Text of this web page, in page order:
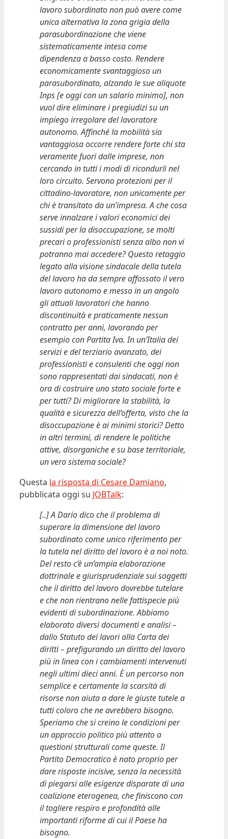
lavoro subordinato non può avere come
unica alternativa la zona grigia della
parasubordinazione che viene
sistematicamente intesa come
dipendenza a basso costo. Rendere
economicamente svantaggioso un
parasubordinato, alzando le sue aliquote
Inps [e oggi con un salario minimo], non
vuol dire eliminare i pregiudizi su un
impiego irregolare del lavoratore
autonomo.Affinché la mobilità sia
vantaggiosa occorre rendere forte chi sta
veramente fuori dalle imprese, non
cercando in tutti i modi di ricondurli nel
loro circuito. Servono protezioni per il
cittadino-lavoratore, non unicamente per
chi è transitato da un’impresa. A che cosa
serve innalzare i valori economici dei
sussidi per la disoccupazione, se molti
precari o professionisti senza albo non vi
potranno mai accedere? Questo retaggio
legato alla visione sindacale della tutela
del lavoro ha da sempre affossato il vero
lavoro autonomo e messo in un angolo
gli attuali lavoratori che hanno
discontinuità e praticamente nessun
contratto per anni, lavorando per
esempio con Partita Iva. In un’Italia dei
servizi e del terziario avanzato, dei
professionisti e consulenti che oggi non
sono rappresentati dai sindacati, non è
ora di costruire uno stato sociale forte e
per tutti? Di migliorare la stabilità, la
qualità e sicurezza dell’offerta, visto che la
disoccupazione è ai minimi storici? Detto
in altri termini, di rendere le politiche
attive, disorganiche e su base territoriale,
un vero sistema sociale?
Questa la risposta di Cesare Damiano,
pubblicata oggi su JOBTalk:
[..] A Dario dico che il problema di
superare la dimensione del lavoro
subordinato come unico riferimento per
la tutela nel diritto del lavoro è a noi noto.
Del resto c’è un’ampia elaborazione
dottrinale e giurisprudenziale sui soggetti
che il diritto del lavoro dovrebbe tutelare
e che non rientrano nelle fattispecie più
evidenti di subordinazione. Abbiamo
elaborato diversi documenti e analisi –
dallo Statuto dei lavori alla Carta dei
diritti – prefigurando un diritto del lavoro
più in linea con i cambiamenti intervenuti
negli ultimi dieci anni. È un percorso non
semplice e certamente la scarsità di
risorse non aiuta a dare le giuste tutele a
tutti coloro che ne avrebbero bisogno.
Speriamo che si creino le condizioni per
un approccio politico più attento a
questioni strutturali come queste. Il
Partito Democratico è nato proprio per
dare risposte incisive, senza la necessità
di piegarsi alle esigenze disparate di una
coalizione eterogenea, che finiscono con
il togliere respiro e profondità alle
importanti riforme di cui il Paese ha
bisogno.